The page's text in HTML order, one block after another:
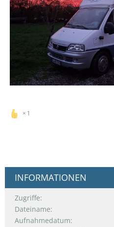
1
INFORMATIONEN
Zugriffe
Dateiname
Aufnahmedatum